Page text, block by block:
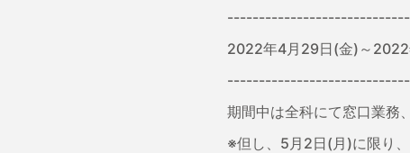
2022年4月29日(金)～
期間中は全科にて窓口業務
※但し、5月2日(月)に限り